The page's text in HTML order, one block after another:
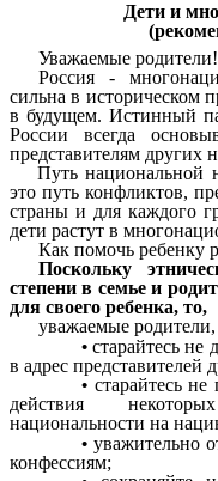
Дети и
Уважаемые родители!
Россия -
сильна в историческом
в будущем. Истинный
России всегда
представителям других
Путь национальной
это путь конфликтов,
страны и для каждого
дети растут в
Как помочь ребенку
Поскольку
степени в семье и
для своего ребенка, то,
уважаемые родители,
старайтесь не
в адрес представителей
старайтесь
действия
национальности на
уважительно
конфессиям;